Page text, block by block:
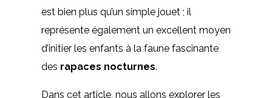
est bien plus qu’un simple jouet ; il
représente également un excellent moyen
d’initier les enfants à la faune fascinante
des rapaces nocturnes.
Dans cet article, nous allons explorer les